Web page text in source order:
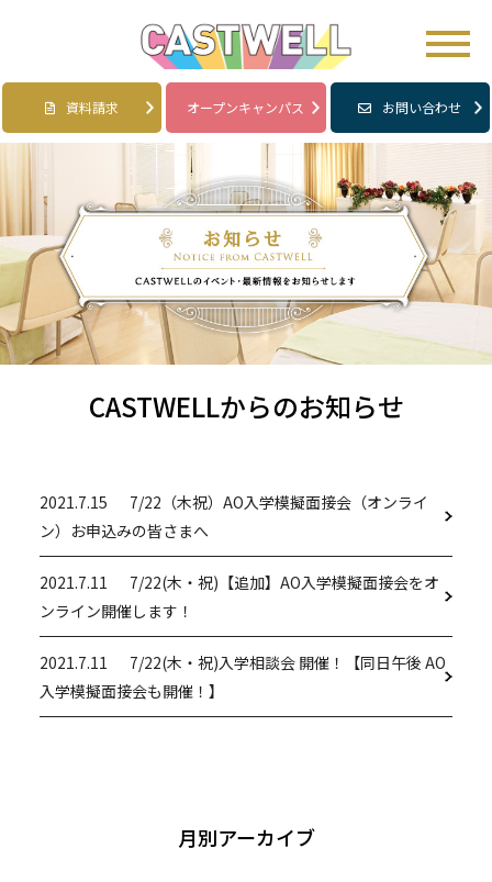
資料請求 オープンキャンパス お問い合わせ
CASTWELLからのお知らせ
2021.7.15
7/22（木祝）AO入学模擬面接会（オンライ
ン）お申込みの皆さまへ
2021.7.11
7/22(木・祝)【追加】AO入学模擬面接会をオ
ンライン開催します！
2021.7.11
7/22(木・祝)入学相談会 開催！【同日午後 AO
入学模擬面接会も開催！】
月別アーカイブ